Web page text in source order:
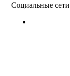
Социальные сети